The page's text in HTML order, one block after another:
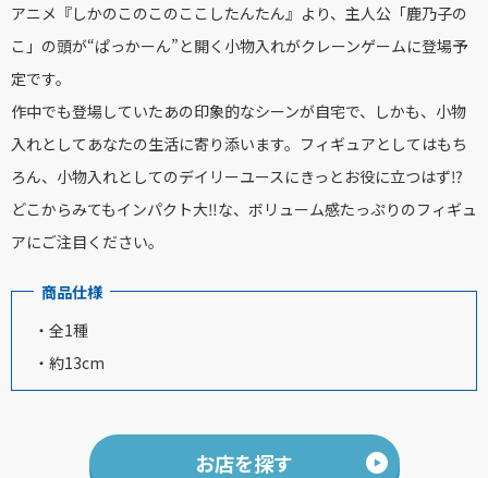
アニメ『しかのこのこのここしたんたん』より、主人公「鹿乃子の
こ」の頭が“ぱっかーん”と開く小物入れがクレーンゲームに登場予
定です。
作中でも登場していたあの印象的なシーンが自宅で、しかも、小物
入れとしてあなたの生活に寄り添います。フィギュアとしてはもち
ろん、小物入れとしてのデイリーユースにきっとお役に立つはず⁉
どこからみてもインパクト大‼な、ボリューム感たっぷりのフィギュ
アにご注目ください。
商品仕様
・全1種
・約13cm
お店を探す